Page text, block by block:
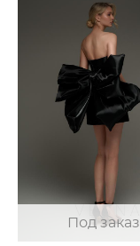
Под заказ